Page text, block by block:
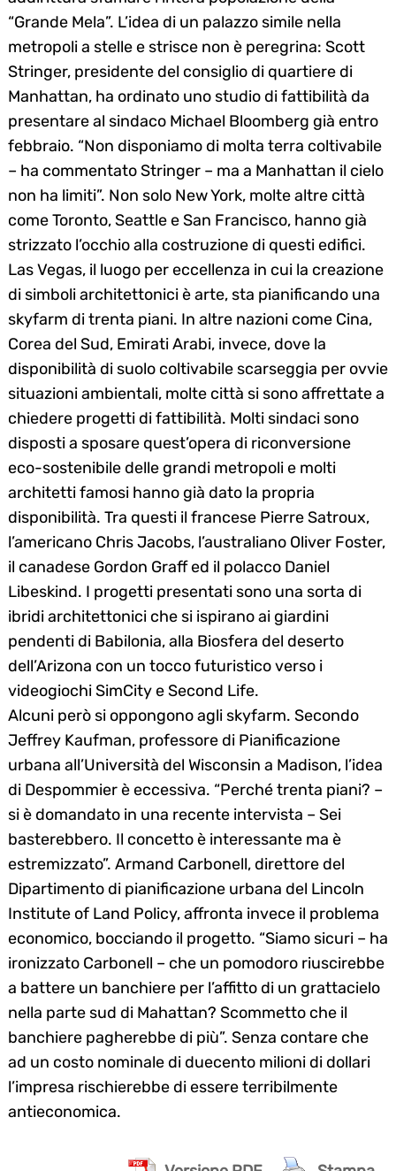
“Grande Mela”. L’idea di un palazzo simile nella
metropoli a stelle e strisce non è peregrina: Scott
Stringer, presidente del consiglio di quartiere di
Manhattan, ha ordinato uno studio di fattibilità da
presentare al sindaco Michael Bloomberg già entro
febbraio. “Non disponiamo di molta terra coltivabile
– ha commentato Stringer – ma a Manhattan il cielo
non ha limiti”. Non solo New York, molte altre città
come Toronto, Seattle e San Francisco, hanno già
strizzato l’occhio alla costruzione di questi edifici.
Las Vegas, il luogo per eccellenza in cui la creazione
di simboli architettonici è arte, sta pianificando una
skyfarm di trenta piani. In altre nazioni come Cina,
Corea del Sud, Emirati Arabi, invece, dove la
disponibilità di suolo coltivabile scarseggia per ovvie
situazioni ambientali, molte città si sono affrettate a
chiedere progetti di fattibilità. Molti sindaci sono
disposti a sposare quest’opera di riconversione
eco-sostenibile delle grandi metropoli e molti
architetti famosi hanno già dato la propria
disponibilità. Tra questi il francese Pierre Satroux,
l’americano Chris Jacobs, l’australiano Oliver Foster,
il canadese Gordon Graff ed il polacco Daniel
Libeskind. I progetti presentati sono una sorta di
ibridi architettonici che si ispirano ai giardini
pendenti di Babilonia, alla Biosfera del deserto
dell’Arizona con un tocco futuristico verso i
videogiochi SimCity e Second Life.
Alcuni però si oppongono agli skyfarm. Secondo
Jeffrey Kaufman, professore di Pianificazione
urbana all’Università del Wisconsin a Madison, l’idea
di Despommier è eccessiva. “Perché trenta piani? –
si è domandato in una recente intervista – Sei
basterebbero. Il concetto è interessante ma è
estremizzato”. Armand Carbonell, direttore del
Dipartimento di pianificazione urbana del Lincoln
Institute of Land Policy, affronta invece il problema
economico, bocciando il progetto. “Siamo sicuri – ha
ironizzato Carbonell – che un pomodoro riuscirebbe
a battere un banchiere per l’affitto di un grattacielo
nella parte sud di Mahattan? Scommetto che il
banchiere pagherebbe di più”. Senza contare che
ad un costo nominale di duecento milioni di dollari
l’impresa rischierebbe di essere terribilmente
antieconomica.
Search
for: